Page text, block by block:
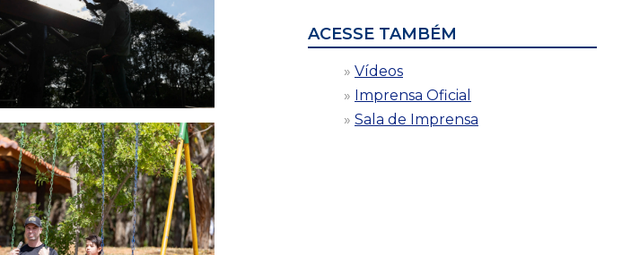
ACESSE TAMBÉM
Vídeos
Imprensa Oficial
Sala de Imprensa